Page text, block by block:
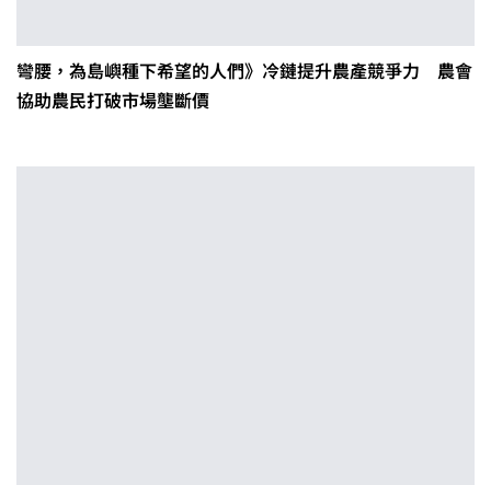
彎腰，為島嶼種下希望的人們》冷鏈提升農產競爭力 農會
協助農民打破市場壟斷價